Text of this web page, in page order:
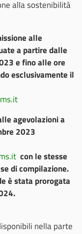
alla sostenibilità
alle
a partire dalle
e fino alle ore
esclusivamente il
agevolazioni a
2023
con le stesse
di compilazione.
è stata prorogata
nella parte